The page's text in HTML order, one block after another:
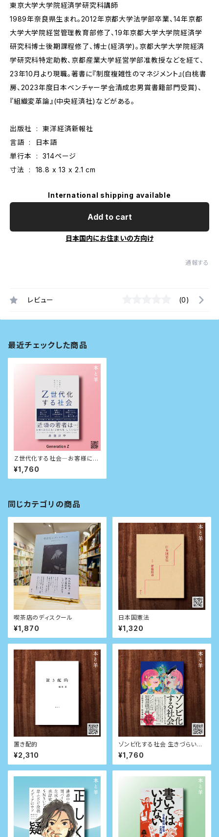
東京大学大学院経済学研究科講師
1989年奈良県生まれ。2012年京都大学法学部卒業、14年京都
大学大学院経営管理教育部修了、19年京都大学大学院経済学
研究科博士後期課程修了、博士(経済学)。京都大学大学院経済
学研究科特定助教、京都産業大学経営学部准教授などを経て、
23年10月より現職。著書に『制度複雑性のマネジメント』(白桃書
房、2023年度日本ベンチャー学会清成忠男賞書籍部門受賞)、
『組織変革論』(中央経済社)などがある。
出版社 ‏ : ‎ 東洋経済新報社
言語 ‏ : ‎ 日本語
単行本 ‏ : ‎ 314ページ
寸法 ‏ : ‎ 18.8 x 13 x 2.1 cm
International shipping available
Add to cart
日本国内にお住まいの方向け
通報する
レビュー (0)
最近チェックした商品
Ｚ世代化する社会―お客様にな
る若者たち
¥1,760
同じカテゴリの商品
喫茶店のディスクール
¥1,870
日本国憲法
¥1,320
置き配的
¥2,310
ゾンビ化する社会 生きづらい時
代をサバイブする
¥1,760